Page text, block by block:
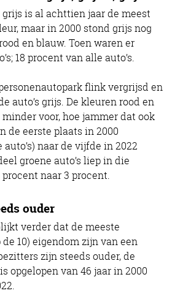
grijs is al achttien jaar de meest
maar in 2000 stond grijs nog
en blauw. Toen waren er
18 procent van alle auto’s.
flink vergrijsd en
auto’s grijs. De kleuren rood en
voor, hoe jammer dat ook
de eerste plaats in 2000
naar de vijfde in 2022
groene auto’s liep in die
naar 3 procent.
ouder
verder dat de meeste
de 10) eigendom zijn van een
zijn steeds ouder, de
opgelopen van 46 jaar in 2000